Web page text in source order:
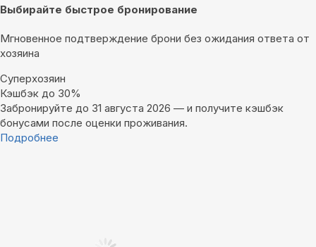
Выбирайте быстрое бронирование
Мгновенное подтверждение брони без ожидания ответа от
хозяина
Суперхозяин
Кэшбэк до 30%
Забронируйте до 31 августа 2026 — и получите кэшбэк
бонусами после оценки проживания.
Подробнее